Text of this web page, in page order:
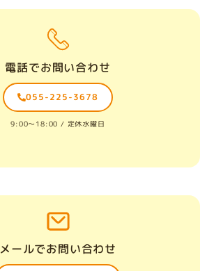
電話でお問い合わせ
055-225-3678
9:00〜18:00 / 定休水曜日
メールでお問い合わせ